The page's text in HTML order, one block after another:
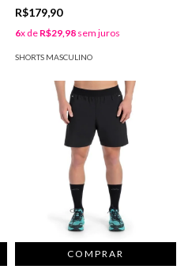
R$179,90
6x de R$29,98 sem juros
SHORTS MASCULINO
COMPRAR